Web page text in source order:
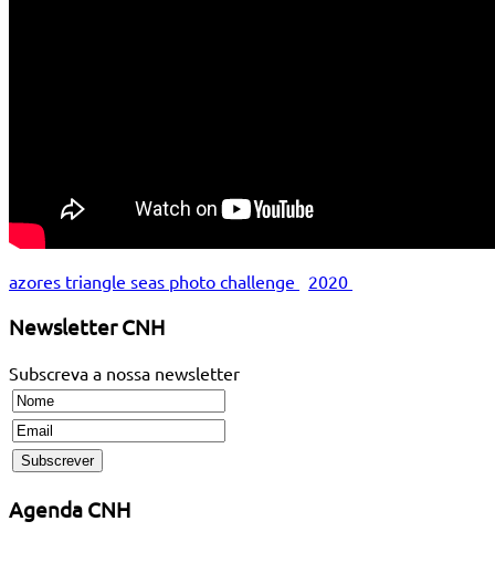
azores triangle seas photo challenge 2020
Newsletter CNH
Subscreva a nossa newsletter
Agenda CNH